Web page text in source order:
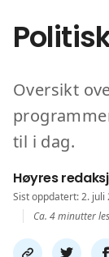
Oversikt
til i dag.
Høyres
Sist oppdatert: 2. juli
Ca. 4 minutter
Del
Del
Del